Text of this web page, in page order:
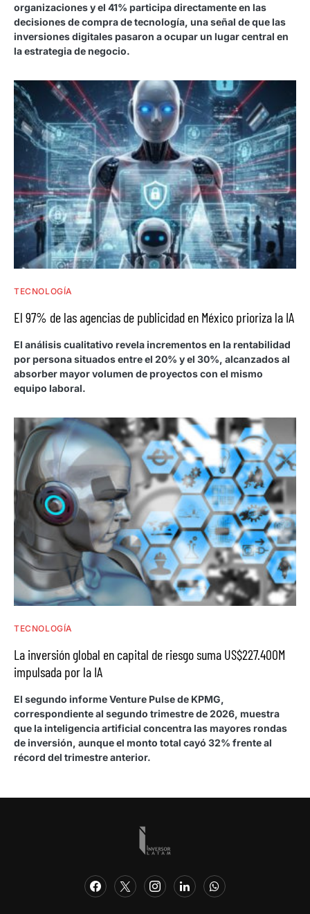
organizaciones y el 41% participa directamente en las
decisiones de compra de tecnología, una señal de que las
inversiones digitales pasaron a ocupar un lugar central en
la estrategia de negocio.
TECNOLOGÍA
El 97% de las agencias de publicidad en México prioriza la IA
El análisis cualitativo revela incrementos en la rentabilidad
por persona situados entre el 20% y el 30%, alcanzados al
absorber mayor volumen de proyectos con el mismo
equipo laboral.
TECNOLOGÍA
La inversión global en capital de riesgo suma US$227.400M
impulsada por la IA
El segundo informe Venture Pulse de KPMG,
correspondiente al segundo trimestre de 2026, muestra
que la inteligencia artificial concentra las mayores rondas
de inversión, aunque el monto total cayó 32% frente al
récord del trimestre anterior.